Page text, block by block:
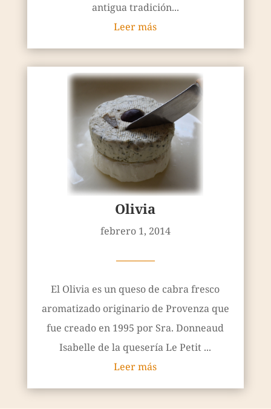
antigua tradición...
Leer más
Olivia
febrero 1, 2014
————
El Olivia es un queso de cabra fresco
aromatizado originario de Provenza que
fue creado en 1995 por Sra. Donneaud
Isabelle de la quesería Le Petit ...
Leer más